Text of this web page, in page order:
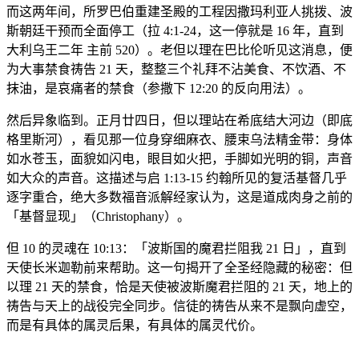
而这两年间，所罗巴伯重建圣殿的工程因撒玛利亚人挑拨、波
斯朝廷干预而全面停工（拉 4:1-24，这一停就是 16 年，直到
大利乌王二年 主前 520）。老但以理在巴比伦听见这消息，便
为大事禁食祷告 21 天，整整三个礼拜不沾美食、不饮酒、不
抹油，是哀痛者的禁食（参撒下 12:20 的反向用法）。
然后异象临到。正月廿四日，但以理站在希底结大河边（即底
格里斯河），看见那一位身穿细麻衣、腰束乌法精金带：身体
如水苍玉，面貌如闪电，眼目如火把，手脚如光明的铜，声音
如大众的声音。这描述与启 1:13-15 约翰所见的复活基督几乎
逐字重合，绝大多数福音派解经家认为，这是道成肉身之前的
「基督显现」（Christophany）。
但 10 的灵魂在 10:13：「波斯国的魔君拦阻我 21 日」，直到
天使长米迦勒前来帮助。这一句揭开了全圣经隐藏的秘密：但
以理 21 天的禁食，恰是天使被波斯魔君拦阻的 21 天，地上的
祷告与天上的战役完全同步。信徒的祷告从来不是飘向虚空，
而是有具体的属灵后果，有具体的属灵代价。